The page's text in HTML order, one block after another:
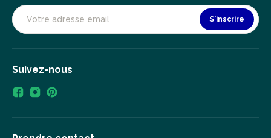
S'inscrire
Suivez-nous